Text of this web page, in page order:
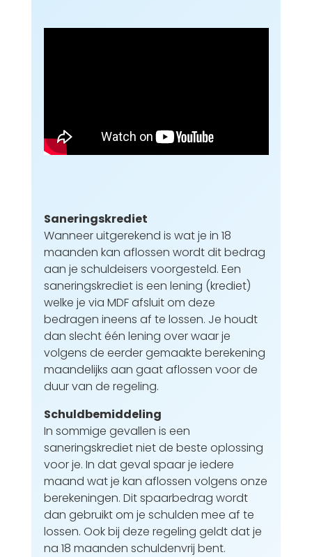
Saneringskrediet
Wanneer uitgerekend is wat je in 18
maanden kan aflossen wordt dit bedrag
aan je schuldeisers voorgesteld. Een
saneringskrediet is een lening (krediet)
welke je via MDF afsluit om deze
bedragen ineens af te lossen. Je houdt
dan slecht één lening over waar je
volgens de eerder gemaakte berekening
maandelijks aan gaat aflossen voor de
duur van de regeling.
Schuldbemiddeling
In sommige gevallen is een
saneringskrediet niet de beste oplossing
voor je. In dat geval spaar je iedere
maand wat je kan aflossen volgens onze
berekeningen. Dit spaarbedrag wordt
dan gebruikt om je schulden mee af te
lossen. Ook bij deze regeling geldt dat je
na 18 maanden schuldenvrij bent.